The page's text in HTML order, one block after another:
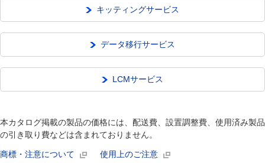
キッティングサービス
データ移行サービス
LCMサービス
本カタログ掲載の製品の価格には、配送費、設置調整費、使用済み製品
の引き取り費などは含まれておりません。
商標・注意について 使用上のご注意